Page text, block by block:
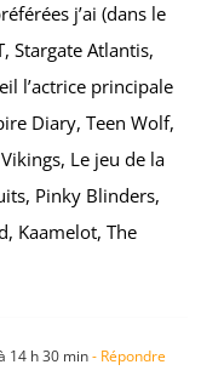
j’ai (dans le
Stargate Atlantis,
l’actrice principale
Diary, Teen Wolf,
Le jeu de la
Pinky Blinders,
Kaamelot, The
14 h 30 min- Répondre